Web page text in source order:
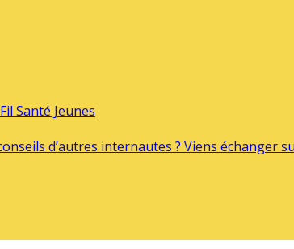
Santé Jeunes
d’autres internautes ? Viens échanger